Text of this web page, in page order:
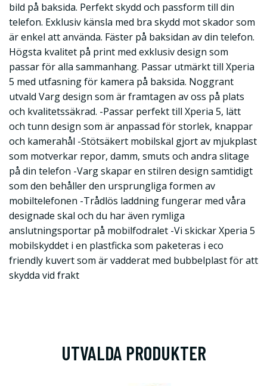
bild på baksida. Perfekt skydd och passform till din
telefon. Exklusiv känsla med bra skydd mot skador som
är enkel att använda. Fäster på baksidan av din telefon.
Högsta kvalitet på print med exklusiv design som
passar för alla sammanhang. Passar utmärkt till Xperia
5 med utfasning för kamera på baksida. Noggrant
utvald Varg design som är framtagen av oss på plats
och kvalitetssäkrad. -Passar perfekt till Xperia 5, lätt
och tunn design som är anpassad för storlek, knappar
och kamerahål -Stötsäkert mobilskal gjort av mjukplast
som motverkar repor, damm, smuts och andra slitage
på din telefon -Varg skapar en stilren design samtidigt
som den behåller den ursprungliga formen av
mobiltelefonen -Trådlös laddning fungerar med våra
designade skal och du har även rymliga
anslutningsportar på mobilfodralet -Vi skickar Xperia 5
mobilskyddet i en plastficka som paketeras i eco
friendly kuvert som är vadderat med bubbelplast för att
skydda vid frakt
UTVALDA PRODUKTER